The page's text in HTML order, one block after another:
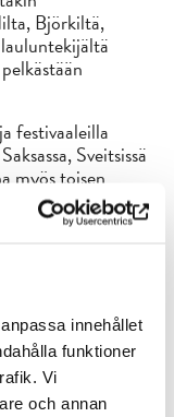
innehållet
funktioner
Vi
och annan
Björkiltä,
festivaaleilla
Sveitsissä
myös toisen
koostuu hänen
edellisen
tutki
Albumi
Vic -